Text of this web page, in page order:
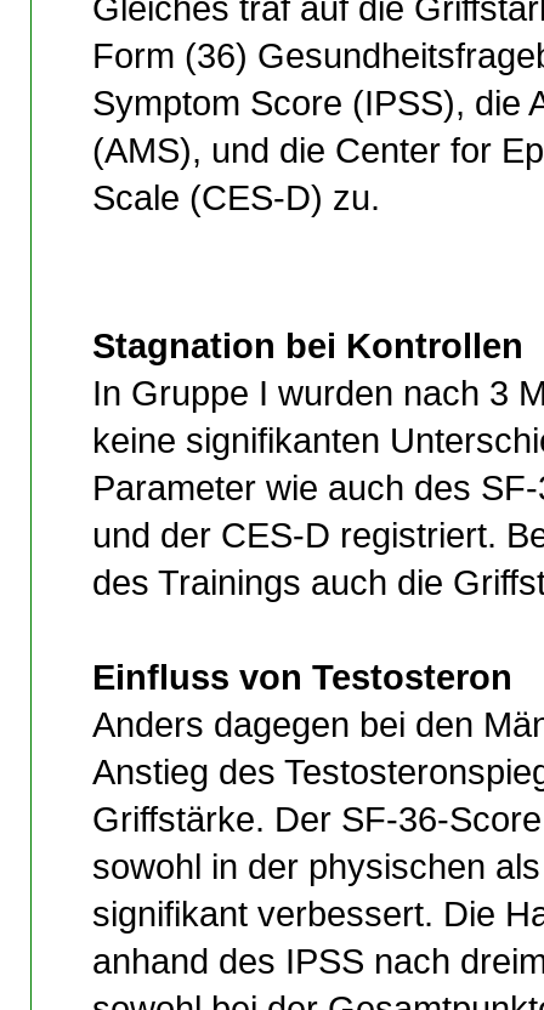
Form (36)
Symptom Score (IPSS), die
(AMS), und die Center for
Scale (CES-D) zu.
Stagnation bei Kontrollen
In Gruppe I wurden nach 3
keine signifikanten
Parameter wie auch des
und der CES-D registriert.
des Trainings auch die
Einfluss von Testosteron
Anders dagegen bei den
Anstieg des
Griffstärke. Der SF-36-
sowohl in der physischen
signifikant verbessert. Die
anhand des IPSS nach